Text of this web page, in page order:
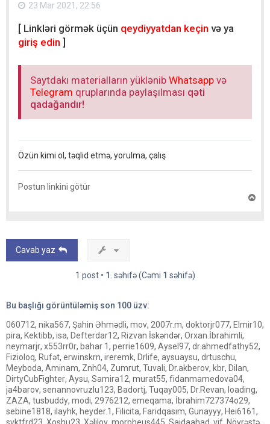
23 Mar 2021, 22:56
[ Linkləri görmək üçün qeydiyyatdan keçin və ya
giriş edin ]
Saytdakı materialların yüklənib Whatsapp və
Telegram qruplarında paylaşılması qəti
qadağandır!
Özün kimi ol, təqlid etmə, yorulma, çalış
Postun linkini götür
Cavab yaz
1 post • 1 . səhifə (Cəmi 1 səhifə)
Bu başlığı görüntüləmiş son 100 üzv:
060712, nika567, Şahin Əhmədli, mov, 2007r.m, doktorjr077, Elmir10,
pira, Kektibb, isa, Defterdar12, Rizvan İskəndər, Orxan.İbrahimli,
neymarjr, x553rr0r, bahar 1, perrie1609, Aysel97, dr.ahmedfathy52,
Fizioloq, Rufət, erwinskrn, ireremk, Drlife, aysuaysu, drtuschu,
Meyboda, Aminam, Znh04, Zumrut, Tuvali, Dr.akberov, kbr, Dilan,
DirtyCubFighter, Aysu, Samira12, murat55, fidanmamedova04,
ja4barov, senannovruzlu123, Badortj, Tuqay005, Dr.Revan, loading,
ZAZA, tusbuddy, modi, 2976212, emeqama, İbrahim727374o29,
sebine1818, ilayhk, heyder.1, Filicita, Faridqasım, Gunayyy, Hei6161,
svktfrd23, Xoshu23, Xəlilov, morpheus445, Saidaahad, vjf, Növrəstə,